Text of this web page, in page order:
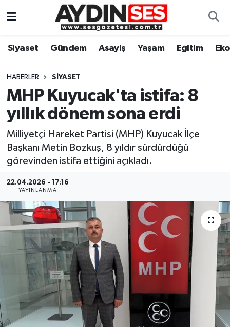
Siyaset Gündem Asayiş Yaşam Eğitim
HABERLER SIYASET
MHP Kuyucak'ta istifa: 8
yıllık dönem sona erdi
Milliyetçi Hareket Partisi (MHP) Kuyucak İlçe
Başkanı Metin Bozkuş, 8 yıldır sürdürdüğü
görevinden istifa ettiğini açıkladı.
22.04.2026 - 17:16
YAYINLANMA
Gündem
Siyaset
Ekonomi
Yaşam
Spor
Aydın Hava Durumu
Aydin Namaz Vakitleri
Aydın Trafik Yoğunluk Haritası
Süper Lig Puan Durumu ve Fikstür
Haber Arşivi